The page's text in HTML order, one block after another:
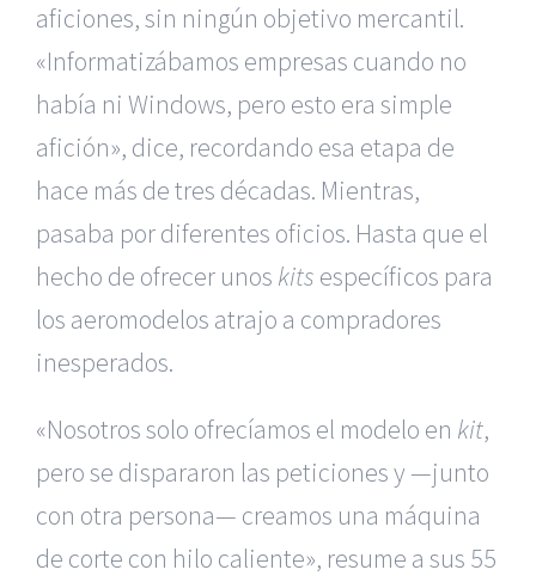
aficiones, sin ningún objetivo mercantil.
«Informatizábamos empresas cuando no
había ni Windows, pero esto era simple
afición», dice, recordando esa etapa de
hace más de tres décadas. Mientras,
pasaba por diferentes oficios. Hasta que el
hecho de ofrecer unos kits específicos para
los aeromodelos atrajo a compradores
inesperados.
«Nosotros solo ofrecíamos el modelo en kit,
pero se dispararon las peticiones y —junto
con otra persona— creamos una máquina
de corte con hilo caliente», resume a sus 55